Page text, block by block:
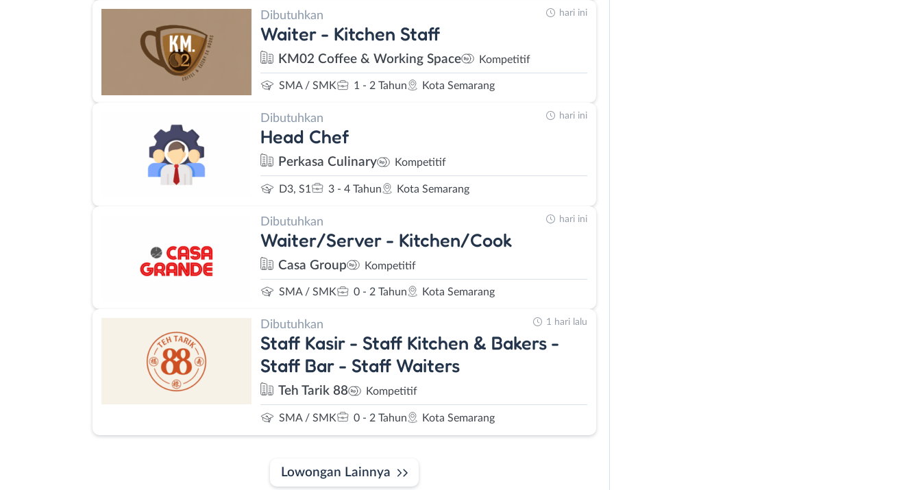
Dibutuhkan
Waiter - Kitchen Staff
KM02 Coffee & Working Space Kompetitif
SMA / SMK 1 - 2 Tahun Kota Semarang
hari ini
Dibutuhkan
Head Chef
Perkasa Culinary Kompetitif
D3, S1 3 - 4 Tahun Kota Semarang
hari ini
Dibutuhkan
Waiter/Server - Kitchen/Cook
Casa Group Kompetitif
SMA / SMK 0 - 2 Tahun Kota Semarang
hari ini
Dibutuhkan
Staff Kasir - Staff Kitchen & Bakers -
Staff Bar - Staff Waiters
Teh Tarik 88 Kompetitif
SMA / SMK 0 - 2 Tahun Kota Semarang
1 hari lalu
Lowongan Lainnya